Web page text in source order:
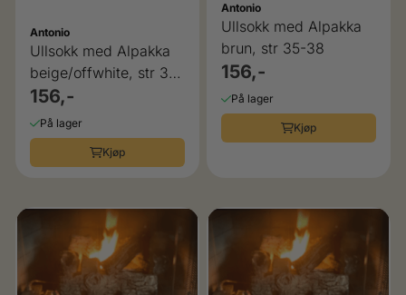
Antonio
Ullsokk med Alpakka
beige/offwhite, str 39-
42
156,-
På lager
Kjøp
Antonio
Ullsokk med Alpakka
brun, str 35-38
156,-
På lager
Kjøp